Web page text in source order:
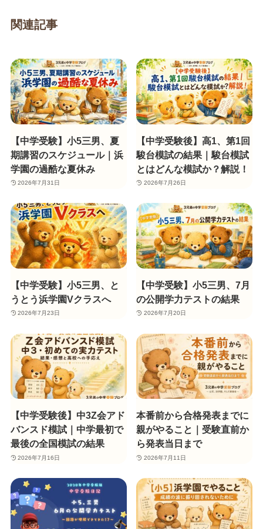
関連記事
【中学受験】小5三男、夏
期講習のスケジュール｜浜
学園の過酷な夏休み
2026年7月31日
【中学受験後】高1、第1回
駿台模試の結果｜駿台模試
とはどんな模試か？解説！
2026年7月26日
【中学受験】小5三男、と
うとう浜学園Vクラスへ
2026年7月23日
【中学受験】小5三男、7月
の公開学力テストの結果
2026年7月20日
【中学受験後】中3Z会アド
バンスド模試｜中学最初で
最後の全国模試の結果
2026年7月16日
本番前から合格発表までに
親がやること｜受験直前か
ら発表当日まで
2026年7月11日